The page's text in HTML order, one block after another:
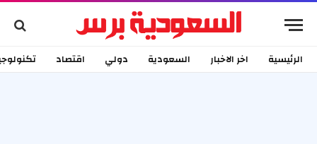
الرئيسية اخر الاخبار السعودية دولي اقتصاد